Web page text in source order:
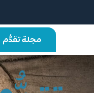
مجلة تقدُّم